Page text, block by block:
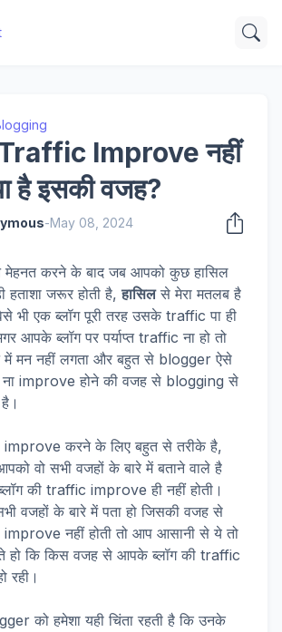
Traffic Improve नहीं
है इसकी वजह?
-May 08, 2024
मेहनत करने के बाद जब आपको कुछ हासिल
हताशा जरूर होती है,हासिलसे मेरा मतलब है
भी एक ब्लॉग पूरी तरह उसके traffic पा ही
आपके ब्लॉग पर पर्याप्त traffic ना हो तो
मन नहीं लगता और बहुत से blogger ऐसे
improve होने की वजह से blogging से
improve करने के लिए बहुत से तरीके है,
वो सभी वजहों के बारे में बताने वाले है
की traffic improve ही नहीं होती।
वजहों के बारे में पता हो जिसकी वजह से
नहीं होती तो आप आसानी से ये तो
हो कि किस वजह से आपके ब्लॉग की traffic
रही।
को हमेशा यही चिंता रहती है कि उनके